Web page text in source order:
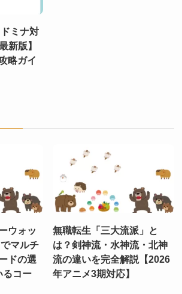
ミナ対
新版】
略ガイ
ウォッ
マルチ
ドの選
るコー
無職転生「三大流派」と
は？剣神流・水神流・北神
流の違いを完全解説【2026
年アニメ3期対応】